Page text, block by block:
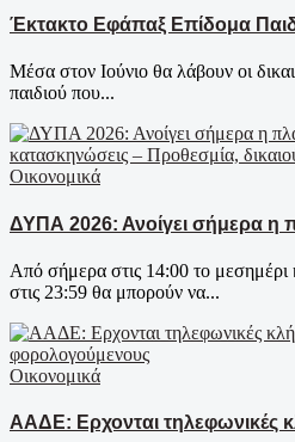
Έκτακτο Εφάπαξ Επίδομα
Μέσα στον Ιούνιο θα λάβουν οι
παιδιού που...
Οικονομικά
ΔΥΠΑ 2026: Ανοίγει σήμερα η
Από σήμερα στις 14:00 το μεσημέρι
στις 23:59 θα μπορούν να...
Οικονομικά
ΑΑΔΕ: Ερχονται τηλεφωνικές